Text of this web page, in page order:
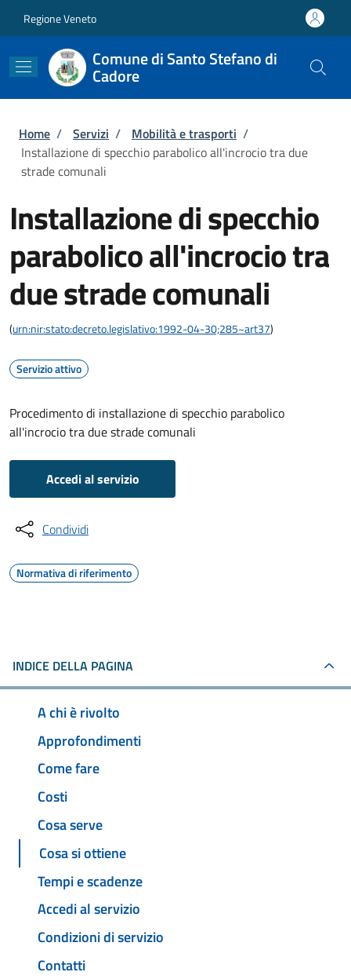
Regione Veneto
Comune di Santo Stefano di
Cadore
Briciole di pane
Home / Servizi / Mobilità e trasporti /
Installazione di specchio parabolico all'incrocio tra due
strade comunali
Installazione di specchio
parabolico all'incrocio tra
due strade comunali
(urn:nir:stato:decreto.legislativo:1992-04-30;285~art37)
Servizio attivo
Procedimento di installazione di specchio parabolico
all'incrocio tra due strade comunali
Accedi al servizio
Condividi
Normativa di riferimento
INDICE DELLA PAGINA
A chi è rivolto
Approfondimenti
Come fare
Costi
Cosa serve
Cosa si ottiene
Tempi e scadenze
Accedi al servizio
Condizioni di servizio
Contatti